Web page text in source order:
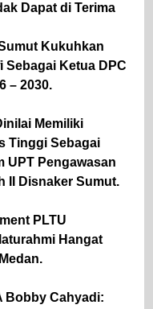
Dapat di Terima
Kukuhkan
Sebagai Ketua DPC
– 2030.
Memiliki
Tinggi Sebagai
UPT Pengawasan
II Disnaker Sumut.
PLTU
Hangat
Bobby Cahyadi: